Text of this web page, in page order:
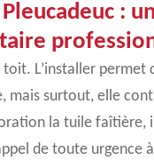
:
L’installer permet
mais surtout, elle
la tuile faîtière,
de toute urgence